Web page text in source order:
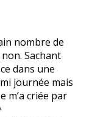
nombre de
Sachant
dans une
journée mais
m’a criée par